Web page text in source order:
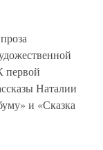
первой
Наталии
и «Сказка